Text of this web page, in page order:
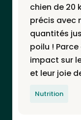
chien de 20
précis avec
quantités
poilu !
impact sur
et leur joie
Nutrition